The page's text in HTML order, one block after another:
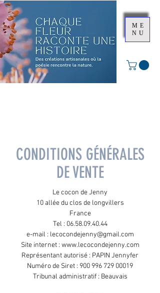
ME
NU
CONDITIONS GÉNÉRALES
DE VENTE
Le cocon de Jenny
10 allée du clos de longvillers
France
Tel : 06.58.09.40.44
e-mail : lecocondejenny@gmail.com
Site internet : www.lecocondejenny.com
Représentant autorisé : PAPIN Jennyfer
Numéro de Siret : 900 996 729 00019
Tribunal administratif : Beauvais